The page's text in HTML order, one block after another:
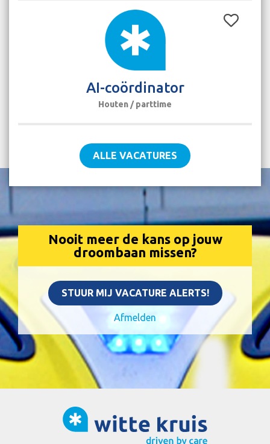
AI-coördinator
Houten / parttime
ALLE VACATURES
Nooit meer de kans op jouw
droombaan missen?
STUUR MIJ VACATURE ALERTS!
Afmelden